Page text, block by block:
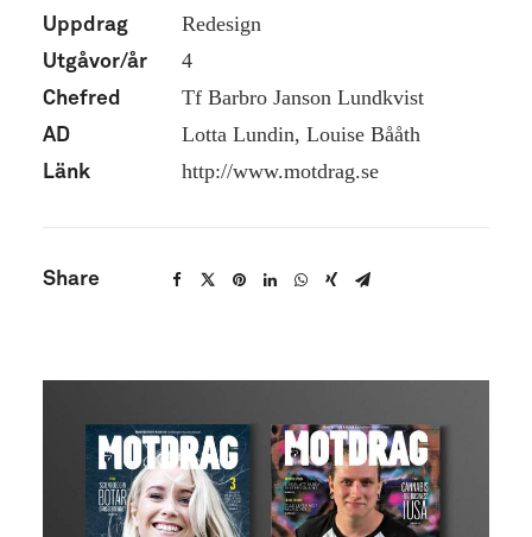
Uppdrag Redesign
Utgåvor/år 4
Chefred Tf Barbro Janson Lundkvist
AD Lotta Lundin, Louise Bååth
Länk http://www.motdrag.se
Share